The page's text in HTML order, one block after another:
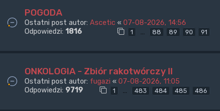
POGODA
Ostatni post autor: Ascetic « 07-08-2026, 14:56
Odpowiedzi: 1816 1 … 88 89 90 91
ONKOLOGIA - Zbiór rakotwórczy II
Ostatni post autor: fugazi « 07-08-2026, 11:05
Odpowiedzi: 9719 1 … 483 484 485 486